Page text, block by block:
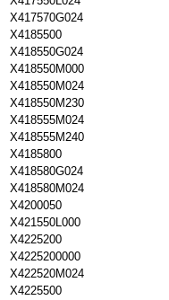
X417570G024
X4185500
X418550G024
X418550M000
X418550M024
X418550M230
X418555M024
X418555M240
X4185800
X418580G024
X418580M024
X4200050
X421550L000
X4225200
X4225200000
X422520M024
X4225500